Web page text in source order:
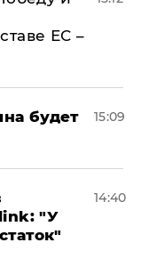
ЕС –
будет
15:09
"У
14:40